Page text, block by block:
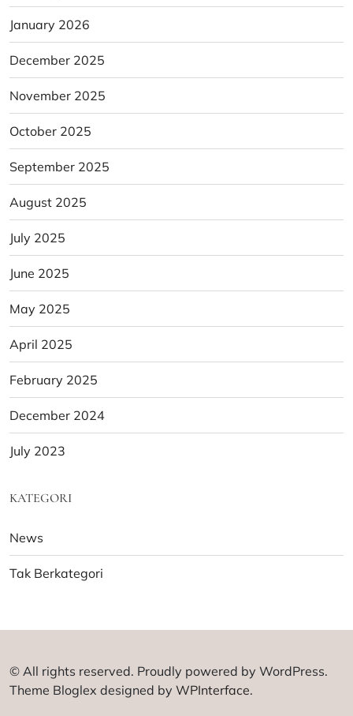
January 2026
December 2025
November 2025
October 2025
September 2025
August 2025
July 2025
June 2025
May 2025
April 2025
February 2025
December 2024
July 2023
KATEGORI
News
Tak Berkategori
© All rights reserved. Proudly powered by WordPress.
Theme Bloglex designed by WPInterface.